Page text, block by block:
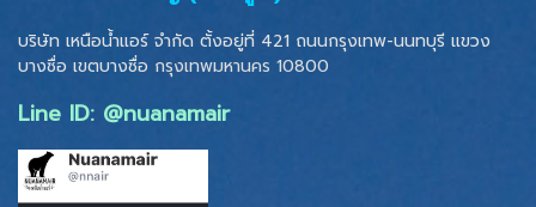
บริษัท เหนือน้ำแอร์ จำกัด ตั้งอยู่ที่ 421 ถนนกรุงเทพ-นนทบุรี แขวง
บางซื่อ เขตบางซื่อ กรุงเทพมหานคร 10800
Line ID: @nuanamair